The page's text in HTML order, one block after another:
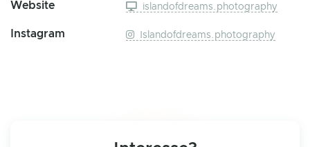
Website islandofdreams.photography
Instagram Islandofdreams.photography